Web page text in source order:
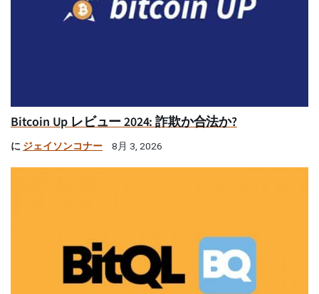
Bitcoin Up レビュー 2024: 詐欺か合法か?
に ジェイソンコナー 8月 3, 2026